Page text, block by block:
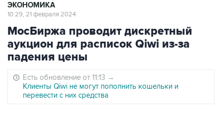
ЭКОНОМИКА
10:29, 21 февраля 2024
МосБиржа проводит дискретный
аукцион для расписок Qiwi из-за
падения цены
Есть обновление от 11:13 →
Клиенты Qiwi не могут пополнить кошельки и
перевести с них средства